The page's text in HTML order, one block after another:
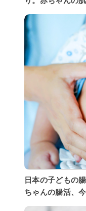
日本の子どもの
ちゃんの腸活、